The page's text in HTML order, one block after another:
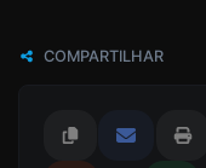
COMPARTILHAR